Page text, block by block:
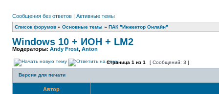
Сообщения без ответов | Активные темы
Список форумов » Основные темы » ПАК "Инжектор Онлайн"
Windows 10 + ИОН + LM2
Модераторы: Andy Frost, Anton
Страница 1 из 1 [ Сообщений: 3 ]
Версия для печати
Автор